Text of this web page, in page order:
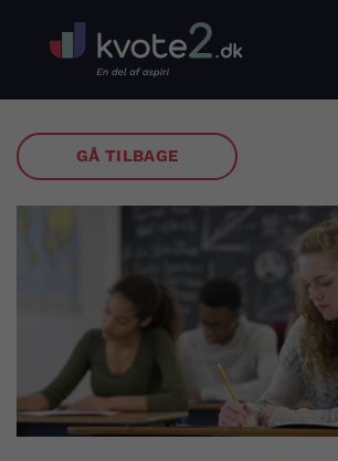
GÅ TILBAGE